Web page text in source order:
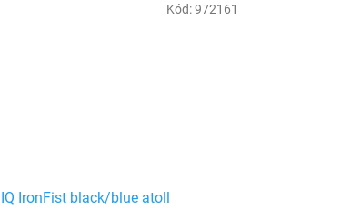
IQ IronFist black/blue atoll
Kód:972161